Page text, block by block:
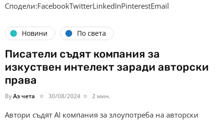
Сподели:FacebookTwitterLinkedInPinterestEmail
Новини По света
Писатели съдят компания за
изкуствен интелект заради авторски
права
ByАз чета 30/08/2024 2 мин.
Автори съдят AI компания за злоупотреба на авторски